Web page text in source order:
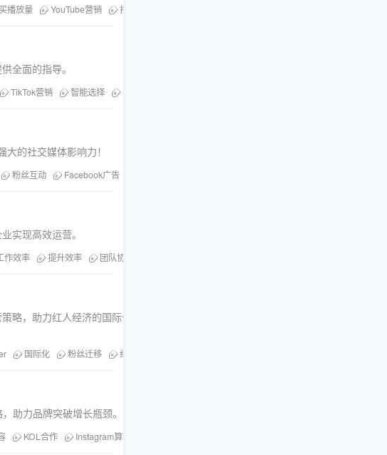
播放量 YouTube营销 播放量服务
全面的指导。
TikTok营销 智能选择 数据驱动营销
的社交媒体影响力！
粉丝互动 Facebook广告
实现高效运营。
作效率 提升效率 团队协作
略，助力红人经济的国际化发
国际化 粉丝迁移 红人经济
助力品牌突破增长瓶颈。
KOL合作 Instagram算法